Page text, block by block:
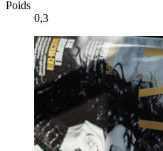
Poids
0,3